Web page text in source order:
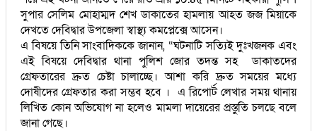
সুপার সেলিম মোহাম্মদ শেখ ডাকাতের হামলায় আহত জজ মিয়াকে
দেখতে দেবিদ্বার উপজেলা স্বাস্থ্য কমপ্লেক্সে আসেন।
এ বিষয়ে তিনি সাংবাদিককে জানান, “ঘটনাটি সত্যিই দুঃখজনক এবং
এই বিষয়ে দেবিদ্বার থানা পুলিশ জোর তদন্ত সহ ডাকাতদের
গ্রেফতারের দ্রুত চেষ্টা চালাচ্ছে। আশা করি দ্রুত সময়ের মধ্যে
দোষীদের গ্রেফতার করা সম্ভব হবে । এ রিপোর্ট লেখার সময় থানায়
লিখিত কোন অভিযোগ না হলেও মামলা দায়েরের প্রস্তুতি চলছে বলে
জানা গেছে।